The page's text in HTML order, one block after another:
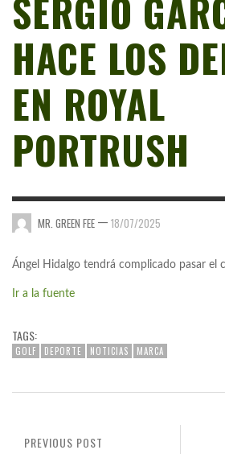
SERGIO
HACE LOS
EN ROYAL
PORTRUSH
MR. GREEN FEE — 18/07/2025
Ángel Hidalgo tendrá complicado pasar el
Ir a la fuente
TAGS:
GOLF DEPORTE NOTICIAS MARCA
PREVIOUS POST